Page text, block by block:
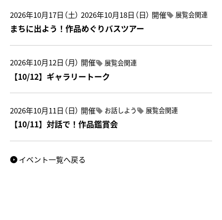
2026年10月17日（土） 2026年10月18日（日） 開催 展覧会関連
まちに出よう！作品めぐりバスツアー
2026年10月12日（月） 開催 展覧会関連
【10/12】ギャラリートーク
2026年10月11日（日） 開催 お話しよう 展覧会関連
【10/11】対話で！作品鑑賞会
イベント一覧へ戻る